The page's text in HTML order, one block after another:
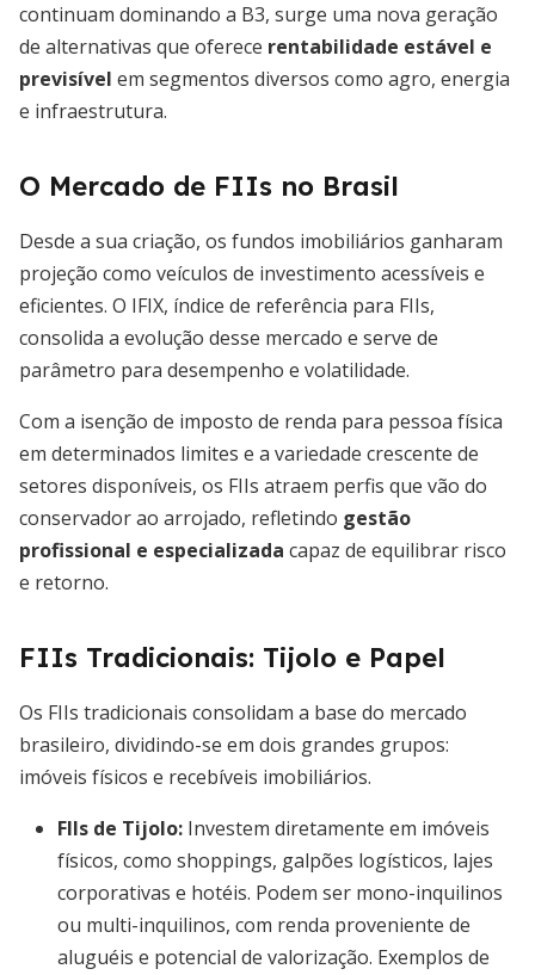
continuam dominando a B3, surge uma nova geração
de alternativas que oferece rentabilidade estável e
previsível em segmentos diversos como agro, energia
e infraestrutura.
O Mercado de FIIs no Brasil
Desde a sua criação, os fundos imobiliários ganharam
projeção como veículos de investimento acessíveis e
eficientes. O IFIX, índice de referência para FIIs,
consolida a evolução desse mercado e serve de
parâmetro para desempenho e volatilidade.
Com a isenção de imposto de renda para pessoa física
em determinados limites e a variedade crescente de
setores disponíveis, os FIIs atraem perfis que vão do
conservador ao arrojado, refletindo gestão
profissional e especializada capaz de equilibrar risco
e retorno.
FIIs Tradicionais: Tijolo e Papel
Os FIIs tradicionais consolidam a base do mercado
brasileiro, dividindo-se em dois grandes grupos:
imóveis físicos e recebíveis imobiliários.
FIIs de Tijolo: Investem diretamente em imóveis
físicos, como shoppings, galpões logísticos, lajes
corporativas e hotéis. Podem ser mono-inquilinos
ou multi-inquilinos, com renda proveniente de
aluguéis e potencial de valorização. Exemplos de